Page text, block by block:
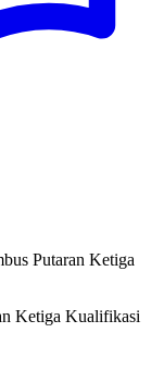
Putaran Ketiga
Ketiga Kualifikasi